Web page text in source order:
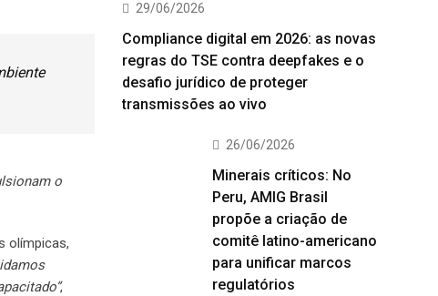
o
olímpicas,
,
29/06/2026
Compliance digital em 2026: as novas
regras do TSE contra deepfakes e o
desafio jurídico de proteger
transmissões ao vivo
26/06/2026
Minerais críticos: No
Peru, AMIG Brasil
propõe a criação de
comitê latino-americano
para unificar marcos
regulatórios